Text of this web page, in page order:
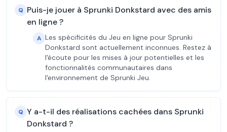
Q Puis-je jouer à Sprunki Donkstard avec des amis
en ligne ?
A Les spécificités du Jeu en ligne pour Sprunki
Donkstard sont actuellement inconnues. Restez à
l'écoute pour les mises à jour potentielles et les
fonctionnalités communautaires dans
l'environnement de Sprunki Jeu.
Q Y a-t-il des réalisations cachées dans Sprunki
Donkstard ?